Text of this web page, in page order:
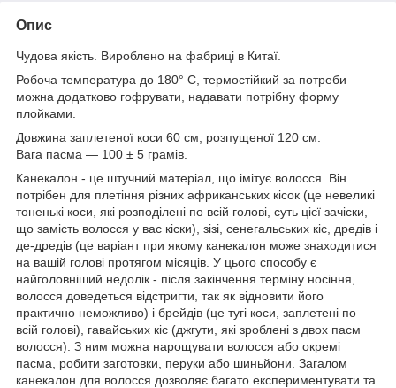
Опис
Чудова якість. Вироблено на фабриці в Китаї.
Робоча температура до 180° С, термостійкий за потреби
можна додатково гофрувати, надавати потрібну форму
плойками.
Довжина заплетеної коси 60 см, розпущеної 120 см.
Вага пасма — 100 ± 5 грамів.
Канекалон - це штучний матеріал, що імітує волосся. Він
потрібен для плетіння різних африканських кісок (це невеликі
тоненькі коси, які розподілені по всій голові, суть цієї зачіски,
що замість волосся у вас кіски), зізі, сенегальських кіс, дредів і
де-дредів (це варіант при якому канекалон може знаходитися
на вашій голові протягом місяців. У цього способу є
найголовніший недолік - після закінчення терміну носіння,
волосся доведеться відстригти, так як відновити його
практично неможливо) і брейдів (це тугі коси, заплетені по
всій голові), гавайських кіс (джгути, які зроблені з двох пасм
волосся). З ним можна нарощувати волосся або окремі
пасма, робити заготовки, перуки або шиньйони. Загалом
канекалон для волосся дозволяє багато експериментувати та